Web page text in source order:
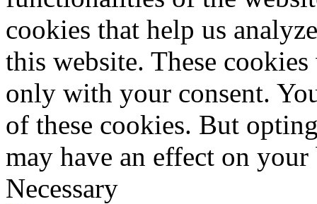
cookies that help us
this website. These
only with your consent.
of these cookies. But
may have an effect on
Necessary